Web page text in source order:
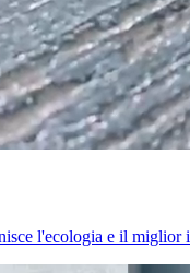
l'ecologia e il miglior